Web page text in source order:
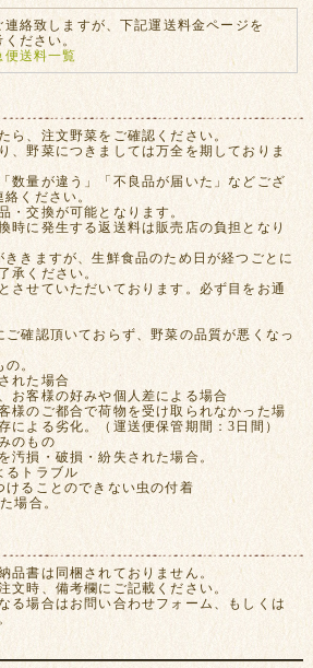
連絡致しますが、下記運送料金ページを
ださい。
便送料一覧
ら、注文野菜をご確認ください。
、野菜につきましては万全を期しておりま
数量が違う」「不良品が届いた」などござ
ください。
・交換が可能となります。
時に発生する返送料は販売店の負担となり
きますが、生鮮食品のため日が経つごとに
承ください。
させていただいております。必ず目をお通
ご確認頂いておらず、野菜の品質が悪くなっ
。
れた場合
お客様の好みや個人差による場合
様のご都合で荷物を受け取られなかった場
による劣化。（運送便保管期間：3日間）
のもの
汚損・破損・紛失された場合。
るトラブル
けることのできない虫の付着
場合。
品書は同梱されておりません。
文時、備考欄にご記載ください。
る場合はお問い合わせフォーム、もしくは